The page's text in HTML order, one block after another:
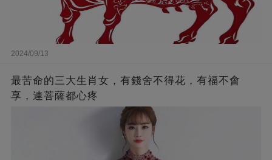
2024/09/13
最苦命的三大生肖女，有錢舍不得花，有福不會
享，連菩薩都心疼